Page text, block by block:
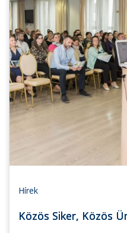
Hírek
Közös Siker, Közös